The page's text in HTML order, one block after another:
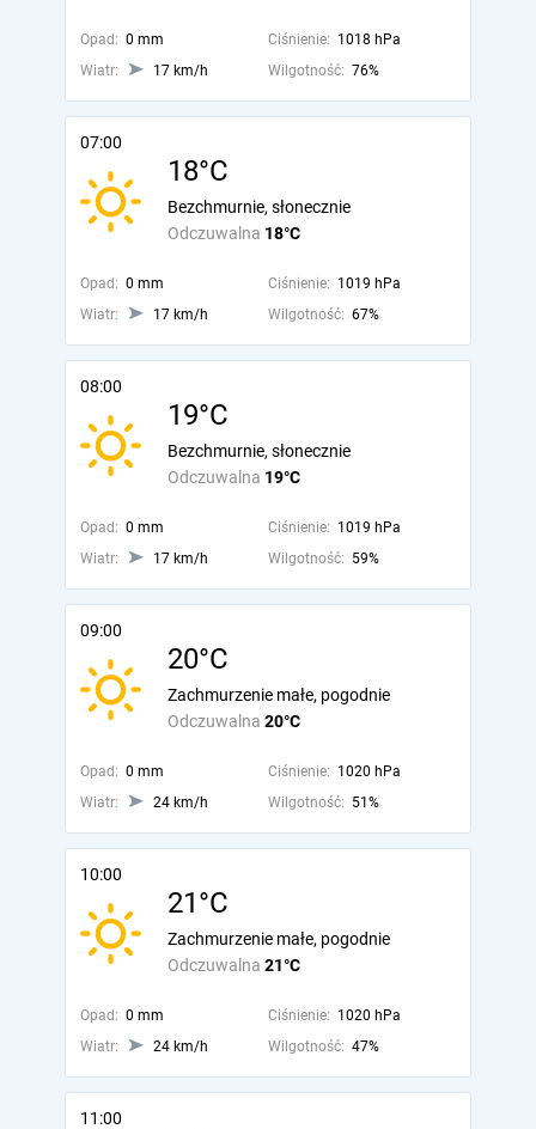
Opad: 0 mm Ciśnienie: 1018 hPa
Wiatr:
17 km/h Wilgotność: 76%
07:00
18°C
Odczuwalna 18°C
Bezchmurnie, słonecznie
Opad: 0 mm Ciśnienie: 1019 hPa
Wiatr:
17 km/h Wilgotność: 67%
08:00
19°C
Odczuwalna 19°C
Bezchmurnie, słonecznie
Opad: 0 mm Ciśnienie: 1019 hPa
Wiatr:
17 km/h Wilgotność: 59%
09:00
20°C
Odczuwalna 20°C
Zachmurzenie małe, pogodnie
Opad: 0 mm Ciśnienie: 1020 hPa
Wiatr:
24 km/h Wilgotność: 51%
10:00
21°C
Odczuwalna 21°C
Zachmurzenie małe, pogodnie
Opad: 0 mm Ciśnienie: 1020 hPa
Wiatr:
24 km/h Wilgotność: 47%
11:00